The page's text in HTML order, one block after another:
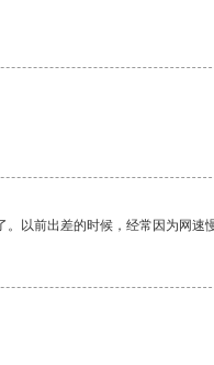
以前出差的时候，经常因为网速